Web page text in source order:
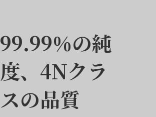
99.99%の純
度、4Nクラ
スの品質